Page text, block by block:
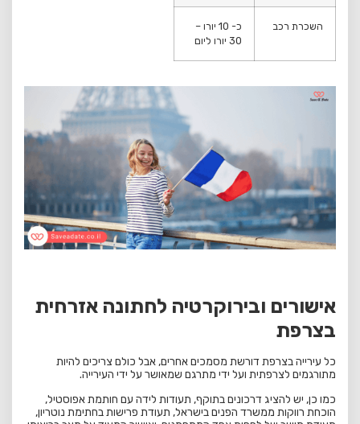
השכרת רכב
כ- 10 יורו –
30 יורו ליום
אישורים ובירוקרטיה לחתונה אזרחית
בצרפת
כל עירייה בצרפת דורשת מסמכים אחרים, אבל כולם צריכים להיות
מתורגמים לצרפתית ועל ידי מתרגם שמאושר על ידי העירייה.
כמו כן, יש להציג דרכונים בתוקף, תעודות לידה עם חותמת אפוסטיל,
הוכחת רווקות ממשרד הפנים בישראל, תעודת פרישות בחתימת נוטריון,